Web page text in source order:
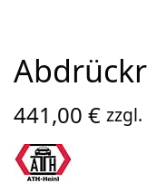
441,00€